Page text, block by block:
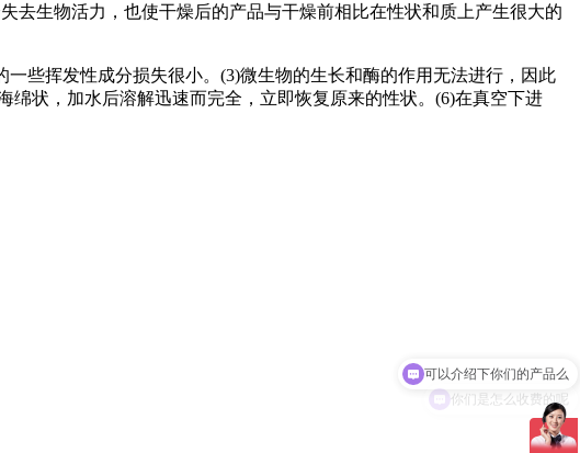
去生物活力，也使干燥后的产品与干燥前相比在性状和质上产生很大的
些挥发性成分损失很小。(3)微生物的生长和酶的作用无法进行，因此
状，加水后溶解迅速而完全，立即恢复原来的性状。(6)在真空下进
你们是怎么收费的呢